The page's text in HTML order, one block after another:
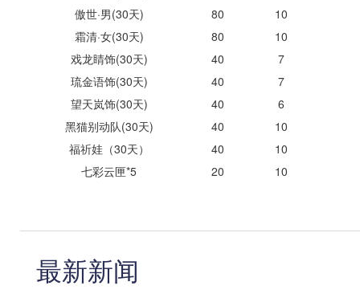
傲世·男(30天)
80
10
霜清·女(30天)
80
10
戏龙睛饰(30天)
40
7
琉金语饰(30天)
40
7
望天岚饰(30天)
40
6
黑猫别动队(30天)
40
10
福祈娃（30天）
40
10
七彩云匣*5
20 10
最新新闻